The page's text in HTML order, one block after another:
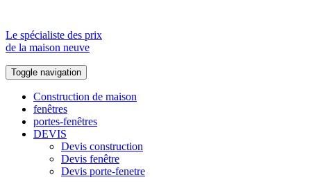
Le spécialiste des prix
de la maison neuve
Toggle navigation
Construction de maison
fenêtres
portes-fenêtres
DEVIS
Devis construction
Devis fenêtre
Devis porte-fenetre